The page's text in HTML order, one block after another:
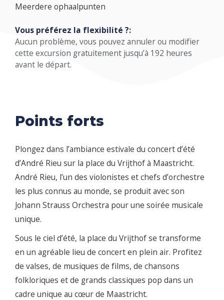
Meerdere ophaalpunten
Vous préférez la flexibilité ?:
Aucun problème, vous pouvez annuler ou modifier
cette excursion gratuitement jusqu’à 192 heures
avant le départ.
Points forts
Plongez dans l’ambiance estivale du concert d’été
d’André Rieu sur la place du Vrijthof à Maastricht.
André Rieu, l’un des violonistes et chefs d’orchestre
les plus connus au monde, se produit avec son
Johann Strauss Orchestra pour une soirée musicale
unique.
Sous le ciel d’été, la place du Vrijthof se transforme
en un agréable lieu de concert en plein air. Profitez
de valses, de musiques de films, de chansons
folkloriques et de grands classiques pop dans un
cadre unique au cœur de Maastricht.